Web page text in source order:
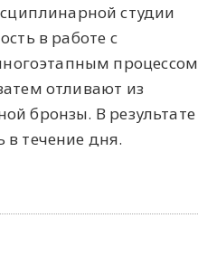
студии
в работе с
процессом
отливают из
бронзы. В результате
в течение дня.